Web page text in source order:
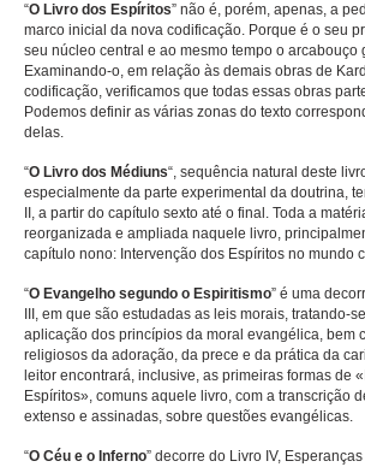
Eventos
Lives
Vídeos e Palestras
Fale Conosco
Localização
“O Livro dos Espíritos” não é, porém, apenas, a
marco inicial da nova codificação. Porque é o seu
seu núcleo central e ao mesmo tempo o arcabouço
Examinando-o, em relação às demais obras de
codificação, verificamos que todas essas obras
Podemos definir as várias zonas do texto
delas.
“O Livro dos Médiuns“, sequência natural deste
especialmente da parte experimental da doutrina,
II, a partir do capítulo sexto até o final. Toda a
reorganizada e ampliada naquele livro,
capítulo nono: Intervenção dos Espíritos no mundo
“O Evangelho segundo o Espiritismo” é uma
III, em que são estudadas as leis morais, tratando-
aplicação dos princípios da moral evangélica, bem
religiosos da adoração, da prece e da prática da
leitor encontrará, inclusive, as primeiras formas de
Espíritos», comuns aquele livro, com a transcrição
extenso e assinadas, sobre questões evangélicas.
“O Céu e o Inferno” decorre do Livro IV,